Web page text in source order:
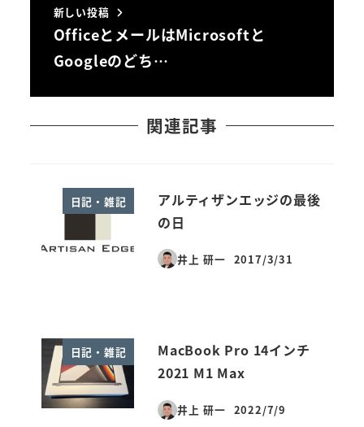
新しい投稿
OfficeとメールはMicrosoftと
Googleのどち…
関連記事
日記・雑記
アルティザンエッジの最後
の日
井上 研一
投稿日
2017/3/31
日記・雑記
MacBook Pro 14インチ
2021 M1 Max
井上 研一
投稿日
2022/7/9